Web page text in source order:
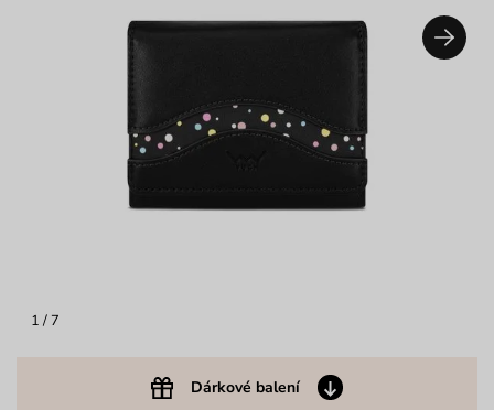
1 / 7
Dárkové balení